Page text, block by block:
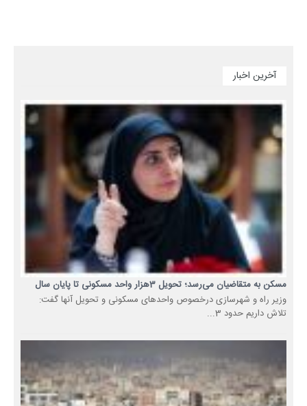
آخرین اخبار
مسکن به متقاضیان می‌رسد؛ تحویل 3هزار واحد مسکونی تا پایان سال
وزیر راه و شهرسازی درخصوص واحدهای مسکونی و تحویل آنها گفت:
تلاش داریم حدود 3...